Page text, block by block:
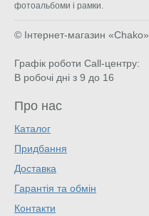
фотоальбоми і рамки.
© Інтернет-магазин «Chako»
Графік роботи Call-центру:
В робочі дні з 9 до 16
Про нас
Каталог
Придбання
Доставка
Гарантія та обмін
Контакти